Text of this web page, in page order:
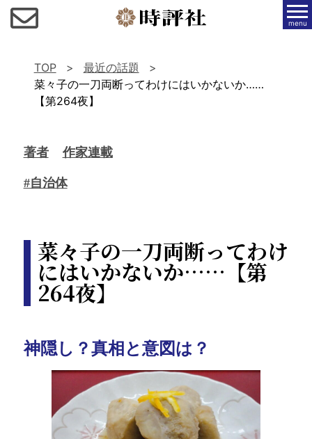
menu
TOP
最近の話題
菜々子の一刀両断ってわけにはいかないか……
【第264夜】
著者 作家連載
#自治体
菜々子の一刀両断ってわけ
にはいかないか……【第
264夜】
神隠し？真相と意図は？